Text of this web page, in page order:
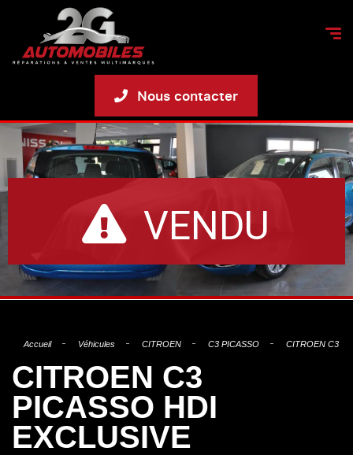
Nous contacter
VENDU
Accueil Véhicules CITROEN C3 PICASSO CITROEN C3
CITROEN C3
PICASSO HDI
EXCLUSIVE